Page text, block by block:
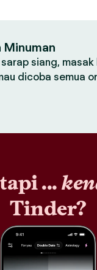
Minuman
siang, masak
dicoba semua
...
Tinder?